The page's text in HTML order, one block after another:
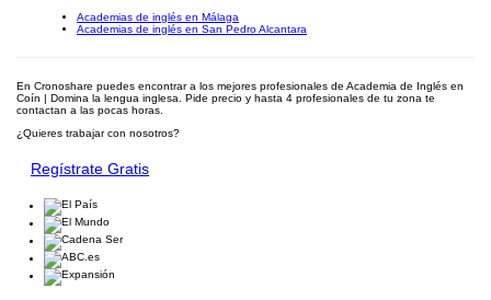
Academias de inglés en Málaga
Academias de inglés en San Pedro Alcantara
En Cronoshare puedes encontrar a los mejores profesionales de Academia de Inglés en
Coín | Domina la lengua inglesa. Pide precio y hasta 4 profesionales de tu zona te
contactan a las pocas horas.
¿Quieres trabajar con nosotros?
Regístrate Gratis